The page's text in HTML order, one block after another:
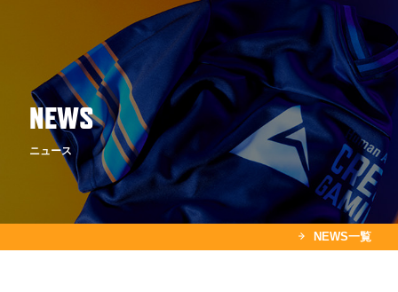
/ チーム紹介
Zst
( VALORANT )
FORTNITE
( FORTNITE )
NEWS
ニュース
NEWS一覧